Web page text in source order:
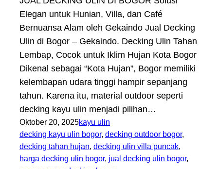
Elegan untuk Hunian, Villa, dan Café
Bernuansa Alam oleh Gekaindo Jual Decking
Ulin di Bogor – Gekaindo. Decking Ulin Tahan
Lembap, Cocok untuk Iklim Hujan Kota Bogor
Dikenal sebagai “Kota Hujan”, Bogor memiliki
kelembapan udara tinggi hampir sepanjang
tahun. Karena itu, material outdoor seperti
decking kayu ulin menjadi pilihan…
Oktober 20, 2025kayu ulin
decking kayu ulin bogor, decking outdoor bogor
decking tahan hujan, decking ulin villa puncak
harga decking ulin bogor, jual decking ulin bogor